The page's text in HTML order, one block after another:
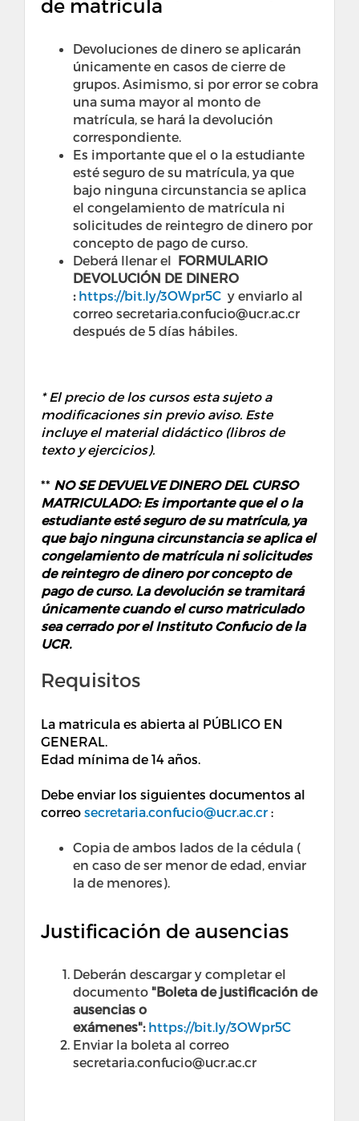
de matrícula
Devoluciones de dinero se aplicarán
únicamente en casos de cierre de
grupos. Asimismo, si por error se cobra
una suma mayor al monto de
matrícula, se hará la devolución
correspondiente.
Es importante que el o la estudiante
esté seguro de su matrícula, ya que
bajo ninguna circunstancia se aplica
el congelamiento de matrícula ni
solicitudes de reintegro de dinero por
concepto de pago de curso.
Deberá llenar el FORMULARIO
DEVOLUCIÓN DE DINERO
: https://bit.ly/3OWpr5C y enviarlo al
correo secretaria.confucio@ucr.ac.cr
después de 5 días hábiles.
* El precio de los cursos esta sujeto a
modificaciones sin previo aviso. Este
incluye el material didáctico (libros de
texto y ejercicios).
** NO SE DEVUELVE DINERO DEL CURSO
MATRICULADO: Es importante que el o la
estudiante esté seguro de su matrícula, ya
que bajo ninguna circunstancia se aplica el
congelamiento de matrícula ni solicitudes
de reintegro de dinero por concepto de
pago de curso. La devolución se tramitará
únicamente cuando el curso matriculado
sea cerrado por el Instituto Confucio de la
UCR.
Requisitos
La matricula es abierta al PÚBLICO EN
GENERAL.
Edad mínima de 14 años.
Debe enviar los siguientes documentos al
correo secretaria.confucio@ucr.ac.cr:
Copia de ambos lados de la cédula (
en caso de ser menor de edad, enviar
la de menores).
Justificación de ausencias
Deberán descargar y completar el
documento "Boleta de justificación de
ausencias o
exámenes": https://bit.ly/3OWpr5C
Enviar la boleta al correo
secretaria.confucio@ucr.ac.cr